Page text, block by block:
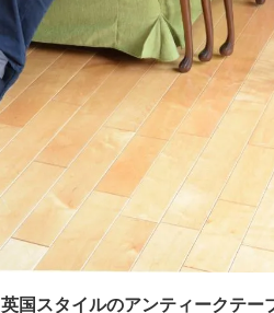
英国スタイルのアンティークテー